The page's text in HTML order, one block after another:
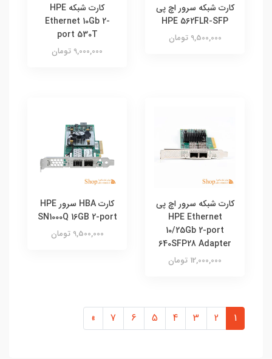
کارت شبکه سرور اچ پی
HPE 562FLR-SFP
9,500,000 تومان
کارت شبکه HPE
Ethernet 10Gb 2-
port 530T
9,000,000 تومان
کارت شبکه سرور اچ پی
HPE Ethernet
10/25Gb 2-port
640SFP28 Adapter
12,000,000 تومان
کارت HBA سرور HPE
SN1000Q 16GB 2-port
9,500,000 تومان
1
2
3
4
5
6
7
»